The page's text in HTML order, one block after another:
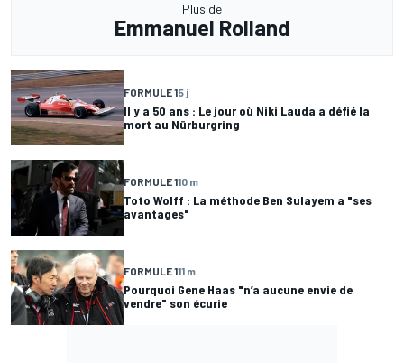
Plus de
Emmanuel Rolland
FORMULE 15 j
Il y a 50 ans : Le jour où Niki Lauda a défié la
mort au Nürburgring
FORMULE 110 m
Toto Wolff : La méthode Ben Sulayem a "ses
avantages"
FORMULE 111 m
Pourquoi Gene Haas "n’a aucune envie de
vendre" son écurie